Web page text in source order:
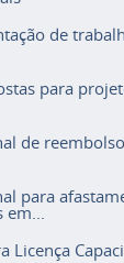
de
para
de
para
em...
Licença